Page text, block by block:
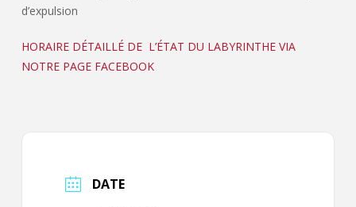
d’expulsion
HORAIRE DÉTAILLÉ DE L’ÉTAT DU LABYRINTHE VIA
NOTRE PAGE FACEBOOK
DATE